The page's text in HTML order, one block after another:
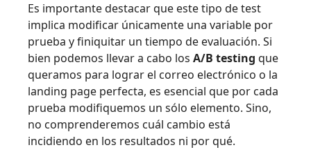
Es importante destacar que este tipo de test
implica modificar únicamente una variable por
prueba y finiquitar un tiempo de evaluación. Si
bien podemos llevar a cabo los A/B testing que
queramos para lograr el correo electrónico o la
landing page perfecta, es esencial que por cada
prueba modifiquemos un sólo elemento. Sino,
no comprenderemos cuál cambio está
incidiendo en los resultados ni por qué.